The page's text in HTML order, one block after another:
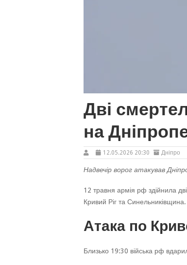
Дві
на
12.05.2026 20:30 Дніпро
Надвечір ворог атакував
12 травня армія рф здійнила
Кривий Ріг та Синельниківщина.
Атака по
Близько 19:30 війська рф